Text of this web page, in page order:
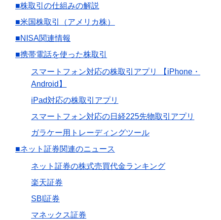
■株取引の仕組みの解説
■米国株取引（アメリカ株）
■NISA関連情報
■携帯電話を使った株取引
スマートフォン対応の株取引アプリ 【iPhone・
Android】
iPad対応の株取引アプリ
スマートフォン対応の日経225先物取引アプリ
ガラケー用トレーディングツール
■ネット証券関連のニュース
ネット証券の株式売買代金ランキング
楽天証券
SBI証券
マネックス証券